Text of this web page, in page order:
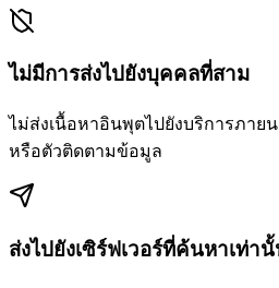
ไม่มีการส่งไปยังบุคคลที่สาม
ไม่ส่งเนื้อหาอินพุตไปยังบริการภาย
หรือตัวติดตามข้อมูล
ส่งไปยังเซิร์ฟเวอร์ที่ค้นหาเท่า